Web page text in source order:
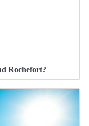
Rochefort?